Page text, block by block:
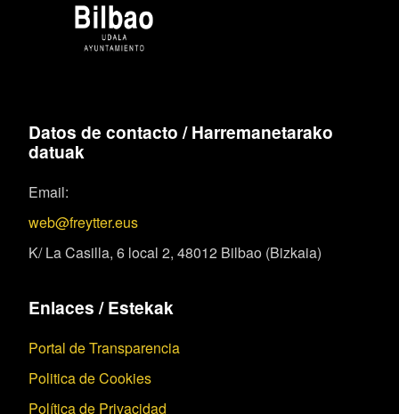
Datos de contacto / Harremanetarako
datuak
Email:
web@freytter.eus
K/ La Casilla, 6 local 2, 48012 Bilbao (Bizkaia)
Enlaces / Estekak
Portal de Transparencia
Politica de Cookies
Política de Privacidad